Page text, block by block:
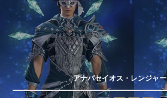
アナバセイオス・レンジャ